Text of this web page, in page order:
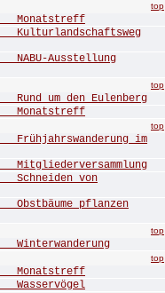
top
Ausstellung
top
um den Eulenberg
top
im
von
pflanzen
top
top